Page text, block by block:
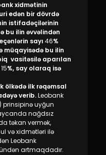
xidmətinin
edən bir dövrdə
istifadəçilərinin
bu ilin əvvəlindən
sayı 46%
müqayisədə bu ilin
vasitəsilə aparılan
15%, say olaraq isə
ölkədə ilk rəqəmsal
verib.Leobank
prinsipinə uyğun
nağdsız
təkan vermək,
və xidmətləri ilə
Leobank
artmaqdadır.